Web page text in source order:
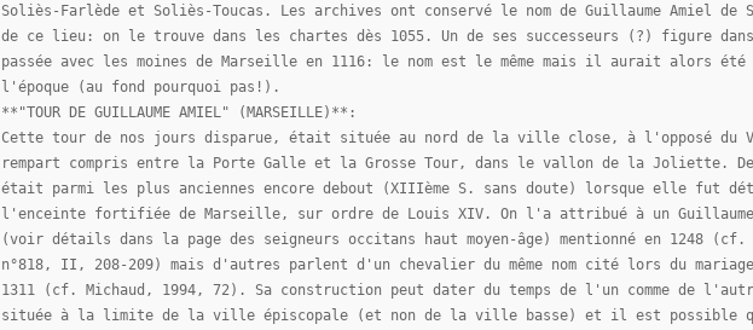
Soliès-Farlède et Soliès-Toucas. Les archives ont conservé le nom de Guillaume Amiel
de ce lieu: on le trouve dans les chartes dès 1055. Un de ses successeurs (?) figure dans
passée avec les moines de Marseille en 1116: le nom est le même mais il aurait alors été
l'époque (au fond pourquoi pas!).
**"TOUR DE GUILLAUME AMIEL" (MARSEILLE)**:
Cette tour de nos jours disparue, était située au nord de la ville close, à l'opposé du
rempart compris entre la Porte Galle et la Grosse Tour, dans le vallon de la Joliette.
était parmi les plus anciennes encore debout (XIIIème S. sans doute) lorsque elle fut
l'enceinte fortifiée de Marseille, sur ordre de Louis XIV. On l'a attribué à un
(voir détails dans la page des seigneurs occitans haut moyen-âge) mentionné en 1248 (cf.
n°818, II, 208-209) mais d'autres parlent d'un chevalier du même nom cité lors du
1311 (cf. Michaud, 1994, 72). Sa construction peut dater du temps de l'un comme de
située à la limite de la ville épiscopale (et non de la ville basse) et il est possible